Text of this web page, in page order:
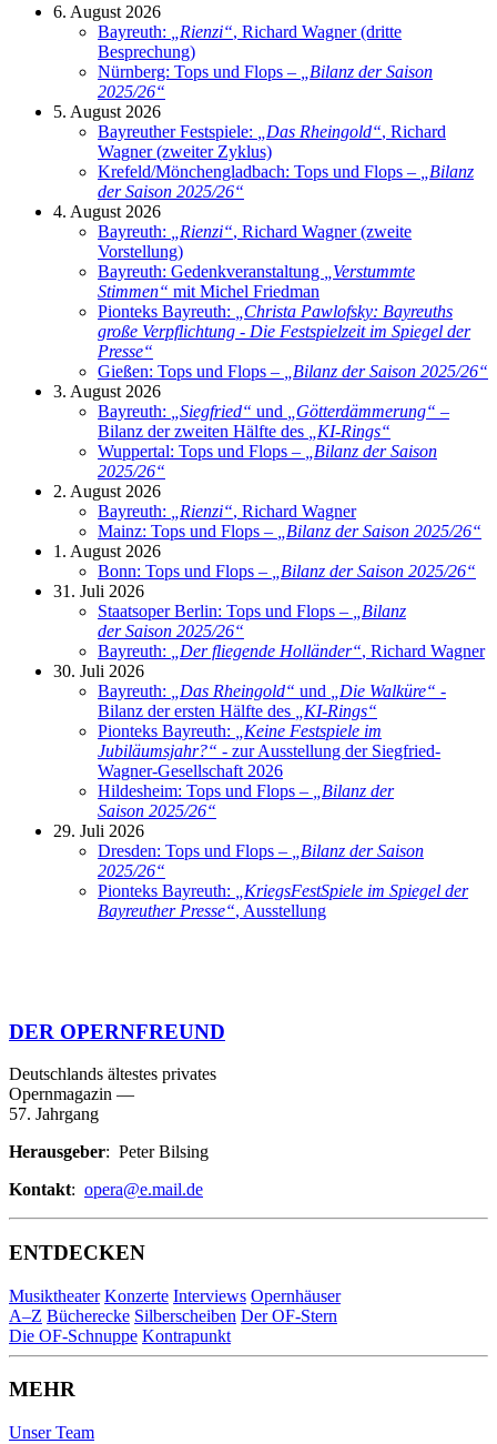
6. August 2026
Bayreuth:
Rienzi“, Richard Wagner (dritte
Besprechung)
Nürnberg: Tops und Flops –
Bilanz der Saison
2025/26“
5. August 2026
Bayreuther Festspiele:
Das Rheingold“, Richard
Wagner (zweiter Zyklus)
Krefeld/Mönchengladbach: Tops und Flops –
Bilanz
der Saison 2025/26“
4. August 2026
Bayreuth:
Rienzi“, Richard Wagner (zweite
Vorstellung)
Bayreuth: Gedenkveranstaltung
Verstummte
Stimmen“ mit Michel Friedman
Pionteks Bayreuth:
Christa Pawlofsky: Bayreuths
große Verpflichtung - Die Festspielzeit im Spiegel der
Presse“
Gießen: Tops und Flops –
Bilanz der Saison 2025/26“
3. August 2026
Bayreuth:
„Siegfried“ und Götterdämmerung“ –
Bilanz der zweiten Hälfte des
KI-Rings“
Wuppertal: Tops und Flops –
Bilanz der Saison
2025/26“
2. August 2026
Bayreuth:
Rienzi“, Richard Wagner
Mainz: Tops und Flops –
Bilanz der Saison 2025/26“
1. August 2026
Bonn: Tops und Flops –
Bilanz der Saison 2025/26“
31. Juli 2026
Staatsoper Berlin: Tops und Flops –
Bilanz
der Saison 2025/26“
Bayreuth:
Der fliegende Holländer“, Richard Wagner
30. Juli 2026
Bayreuth:
Das Rheingold“ und Die Walküre“ -
Bilanz der ersten Hälfte des
KI-Rings“
Pionteks Bayreuth:
Keine Festspiele im
Jubiläumsjahr?“ - zur Ausstellung der Siegfried-
Wagner-Gesellschaft 2026
Hildesheim: Tops und Flops –
Bilanz der
Saison 2025/26“
29. Juli 2026
Dresden: Tops und Flops –
Bilanz der Saison
2025/26“
Pionteks Bayreuth:
KriegsFestSpiele im Spiegel der
Bayreuther Presse“, Ausstellung
DER OPERNFREUND
Deutschlands ältestes privates
Opernmagazin —
57. Jahrgang
Herausgeber: Peter Bilsing
Kontakt: opera@e.mail.de
ENTDECKEN
Musiktheater Konzerte Interviews Opernhäuser
A–Z Bücherecke Silberscheiben Der OF-Stern
Die OF-Schnuppe Kontrapunkt
MEHR
Unser Team